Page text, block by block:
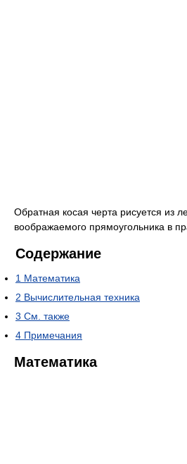
Обратная косая черта рисуется из
воображаемого прямоугольника в
Содержание
1 Математика
2 Вычислительная техника
3 См. также
4 Примечания
Математика